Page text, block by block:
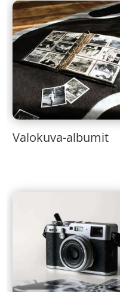
Valokuva-albumit